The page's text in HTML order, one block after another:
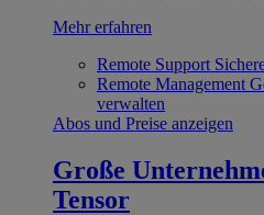
Mehr erfahren
Remote Support
Remote Management
verwalten
Abos und Preise anzeigen
Große
Tensor